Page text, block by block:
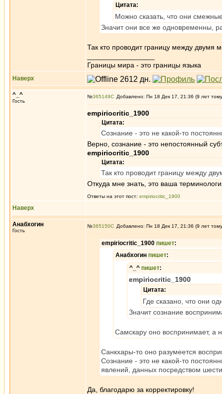
Цитата:
Можно сказать, что они
Значит они все же одновременны,
Так кто проводит границу между двумя
Границы мира - это границы языка
Наверх
^_^
Гость
№365149 Добавлено: Пн 18 Дек 17, 21:36 (9 лет
empiriocritic_1900
Цитата:
Сознание - это не какой-то
Верно, сознание - это непостоянный
empiriocritic_1900
Цитата:
Так кто проводит границу между
Откуда мне знать, это ваша
Ответы на этот пост: empiriocritic_1900
Наверх
Анабхогин
Гость
№365150 Добавлено: Пн 18 Дек 17, 21:36 (9 лет
empiriocritic_1900 пишет:
Анабхогин пишет:
^_^ пишет:
empiriocritic_1900
Цитата:
Где сказано, что они
Значит сознание
Самскару оно воспринимает, а
Санкхары-то оно разумеется
Сознание - это не какой-то
явлений, данных посредством
Да, благодарю за корректировку!